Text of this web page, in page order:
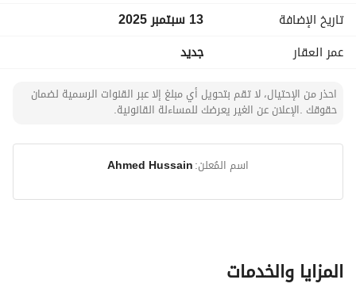
0505503832
0560753832
تاريخ الإضافة
13 سبتمبر 2025
عمر العقار
جديد
احذر من الإحتيال، لا تقم بتحويل أي مبلغ إلا عبر القنوات الرسمية لضمان
حقوقك .الإعلان عن الغير يعرضك للمساءلة القانونية.
اسم المُعلن:Ahmed Hussain
المزايا والخدمات